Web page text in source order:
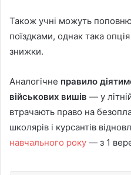
Також учні можуть
поїздками, однак така
знижки.
Аналогічне правило
військових вишів — у
втрачають право на
школярів і курсантів
навчального року — з 1